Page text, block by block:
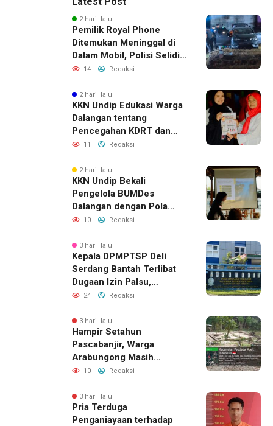
2 hari lalu
Pemilik Royal Phone
Ditemukan Meninggal di
Dalam Mobil, Polisi Selidiki
Dugaan Keterkaitan
14 Redaksi
2 hari lalu
KKN Undip Edukasi Warga
Dalangan tentang
Pencegahan KDRT dan
Komunikasi Keluarga
11 Redaksi
2 hari lalu
KKN Undip Bekali
Pengelola BUMDes
Dalangan dengan Pola
Pikir Inovatif
10 Redaksi
3 hari lalu
Kepala DPMPTSP Deli
Serdang Bantah Terlibat
Dugaan Izin Palsu,
Tegaskan Proses
Jalur Resmi
24 Redaksi
3 hari lalu
Hampir Setahun
Pascabanjir, Warga
Arabungong Masih
Menunggu Bantuan
10 Redaksi
3 hari lalu
Pria Terduga
Penganiayaan terhadap